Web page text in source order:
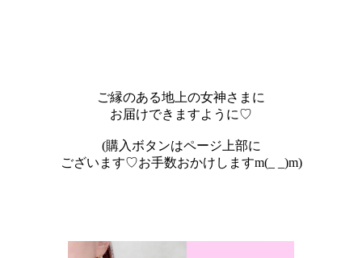
ご縁のある地上の女神さまに
お届けできますように♡
(購入ボタンはページ上部に
ございます♡お手数おかけしますm(_ _)m)